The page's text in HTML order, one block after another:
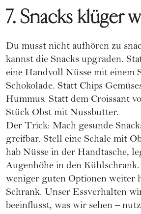
7. Snacks klüger
Du musst nicht aufhören zu
kannst die Snacks upgraden.
eine Handvoll Nüsse mit einem
Schokolade. Statt Chips
Hummus. Statt dem Croissant
Stück Obst mit Nussbutter.
Der Trick: Mach gesunde
greifbar. Stell eine Schale mit
hab Nüsse in der Handtasche,
Augenhöhe in den
weniger guten Optionen weiter
Schrank. Unser Essverhalten
beeinflusst, was wir sehen –